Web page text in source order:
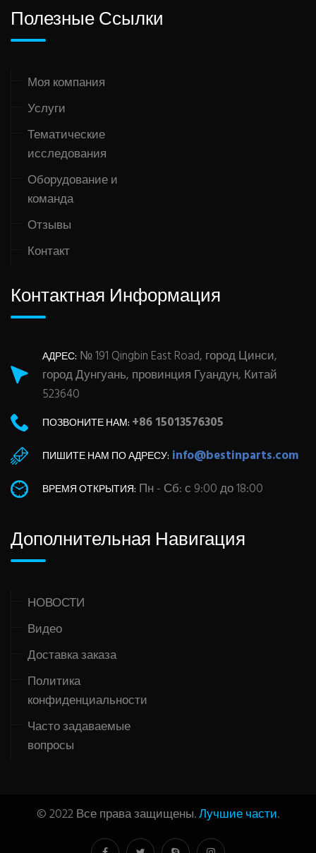
Полезные Ссылки
Моя компания
Услуги
Тематические
исследования
Оборудование и
команда
Отзывы
Контакт
Контактная Информация
АДРЕС: № 191 Qingbin East Road, город Цинси,
город Дунгуань, провинция Гуандун, Китай
523640
ПОЗВОНИТЕ НАМ: +86 15013576305
ПИШИТЕ НАМ ПО АДРЕСУ: info@bestinparts.com
ВРЕМЯ ОТКРЫТИЯ: Пн - Сб: с 9:00 до 18:00
Дополнительная Навигация
НОВОСТИ
Видео
Доставка заказа
Политика
конфиденциальности
Часто задаваемые
вопросы
© 2022 Все права защищены.Лучшие части.